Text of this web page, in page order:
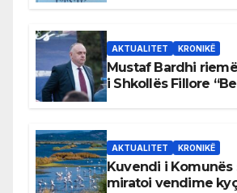
AKTUALITET KRONIKË
Mustaf Bardhi
i Shkollës Fillore
AKTUALITET KRONIKË
Kuvendi i Komunës
miratoi vendime